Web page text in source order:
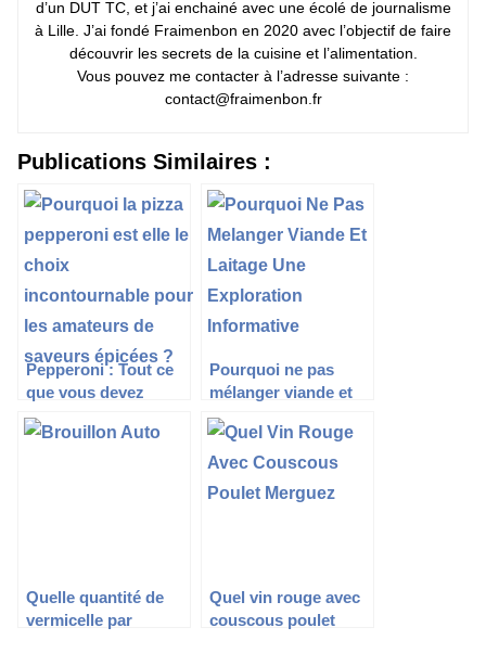
d’un DUT TC, et j’ai enchainé avec une écolé de journalisme
à Lille. J’ai fondé Fraimenbon en 2020 avec l’objectif de faire
découvrir les secrets de la cuisine et l’alimentation.
Vous pouvez me contacter à l’adresse suivante :
contact@fraimenbon.fr
Publications Similaires :
Pepperoni : Tout ce
que vous devez
savoir sur ce délice
épicé
Pourquoi ne pas
mélanger viande et
laitage : une
exploration
informative
Quelle quantité de
vermicelle par
Quel vin rouge avec
couscous poulet